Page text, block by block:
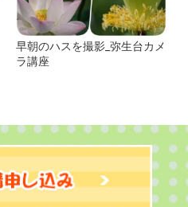
早朝のハスを撮影_弥生台カメ
ラ講座